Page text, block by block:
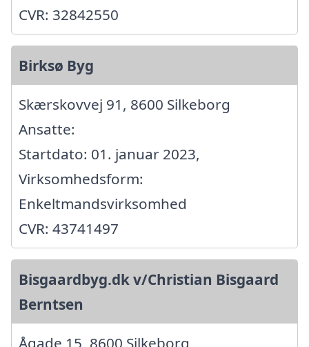
CVR: 32842550
Birksø Byg
Skærskovvej 91, 8600 Silkeborg
Ansatte:
Startdato: 01. januar 2023,
Virksomhedsform:
Enkeltmandsvirksomhed
CVR: 43741497
Bisgaardbyg.dk v/Christian Bisgaard
Berntsen
Ågade 15, 8600 Silkeborg